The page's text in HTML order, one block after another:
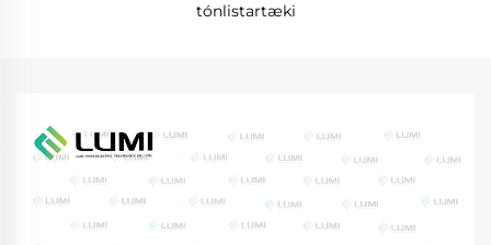
tónlistartæki